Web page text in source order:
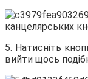
5. Натисніть
вийти щось